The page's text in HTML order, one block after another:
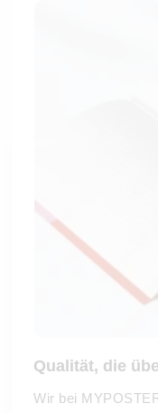
Qualität, die
Wir bei